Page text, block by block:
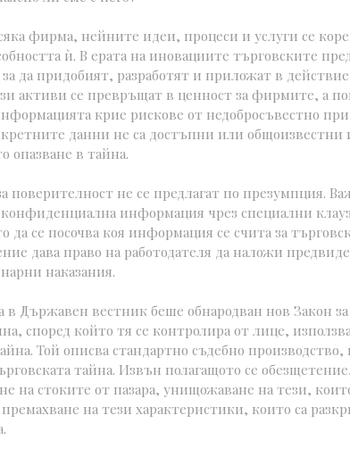
фирма, нейните идеи, процеси и услуги се
ѝ. В ерата на иновациите търговските
за да придобият, разработят и приложат в
активи се превръщат в ценност за фирмите, а
крие рискове от недобросъвестно
данни не са достъпни или общоизвестни
опазване в тайна.
поверителност не се предлагат по презумпция.
информация чрез специални
да се посочва коя информация се счита за
дава право на работодателя да наложи
наказания.
в Държавен вестник беше обнародван нов Закон
според който тя се контролира от лице,
Той описва стандартно съдебно производство,
тайна. Извън полагащото се
на стоките от пазара, унищожаване на тези,
на тези характеристики, които са